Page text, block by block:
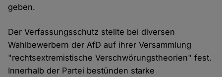
geben.
Der Verfassungsschutz stellte bei diversen
Wahlbewerbern der AfD auf ihrer Versammlung
"rechtsextremistische Verschwörungstheorien" fest.
Innerhalb der Partei bestünden starke